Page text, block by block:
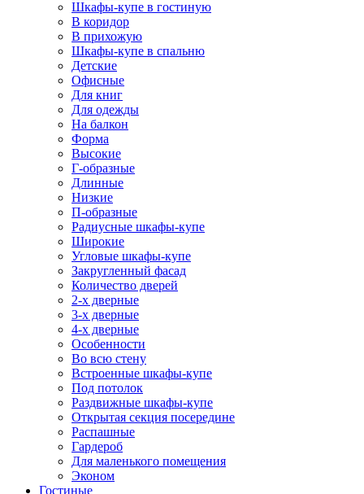
Шкафы-купе в гостиную
В коридор
В прихожую
Шкафы-купе в спальню
Детские
Офисные
Для книг
Для одежды
На балкон
Форма
Высокие
Г-образные
Длинные
Низкие
П-образные
Радиусные шкафы-купе
Широкие
Угловые шкафы-купе
Закругленный фасад
Количество дверей
2-х дверные
3-х дверные
4-х дверные
Особенности
Во всю стену
Встроенные шкафы-купе
Под потолок
Раздвижные шкафы-купе
Открытая секция посередине
Распашные
Гардероб
Для маленького помещения
Эконом
Гостиные